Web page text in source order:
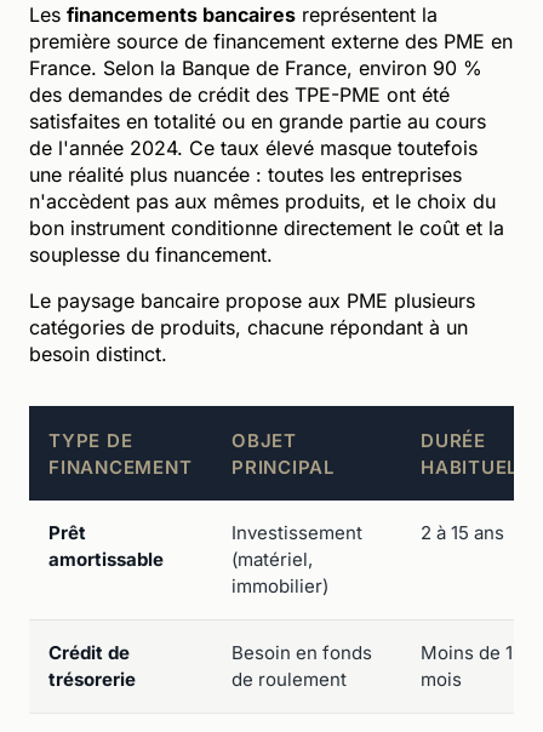
Les financements bancaires représentent la
première source de financement externe des PME en
France. Selon la Banque de France, environ 90 %
des demandes de crédit des TPE-PME ont été
satisfaites en totalité ou en grande partie au cours
de l'année 2024. Ce taux élevé masque toutefois
une réalité plus nuancée : toutes les entreprises
n'accèdent pas aux mêmes produits, et le choix du
bon instrument conditionne directement le coût et la
souplesse du financement.
Le paysage bancaire propose aux PME plusieurs
catégories de produits, chacune répondant à un
besoin distinct.
TYPE DE
FINANCEMENT
OBJET
PRINCIPAL
DURÉE
HABITUELLE
Prêt
amortissable
Investissement
(matériel,
immobilier)
2 à 15 ans
Crédit de
trésorerie
Besoin en fonds
de roulement
Moins de 12
mois